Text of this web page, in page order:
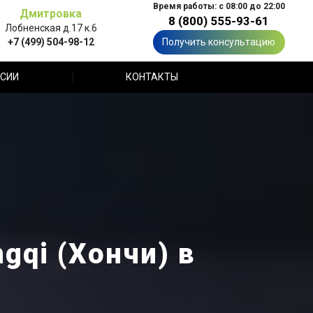
Дмитровка
Лобненская д.17 к.6
+7 (499) 504-98-12
Время работы: с 08:00 до 22:00
8 (800) 555-93-61
Получить консультацию
КОНТАКТЫ
(Хончи) в